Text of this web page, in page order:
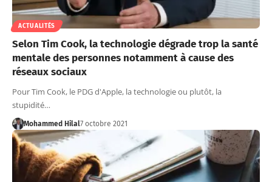
ACTUALITÉS
Selon Tim Cook, la technologie dégrade trop la santé
mentale des personnes notamment à cause des
réseaux sociaux
Pour Tim Cook, le PDG d'Apple, la technologie ou plutôt, la
stupidité…
Mohammed Hilal7 octobre 2021